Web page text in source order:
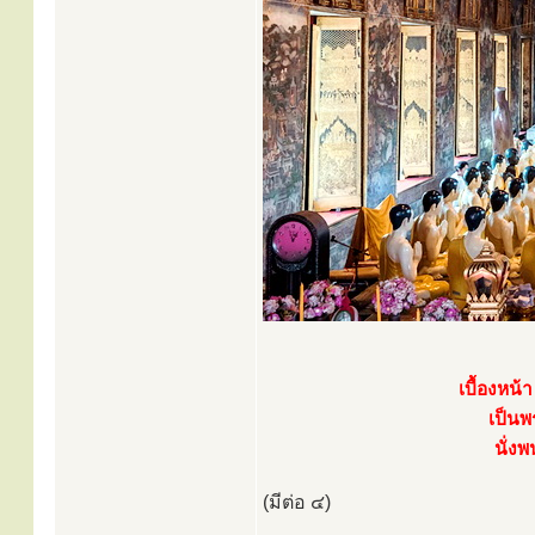
เบื้องหน้
เป็น
นั่งพ
(มีต่อ ๔)